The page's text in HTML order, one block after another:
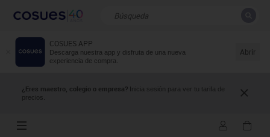
COSUES APP
Descarga nuestra app y disfruta de una nueva
experiencia de compra.
Abrir
¿Eres maestro, colegio o empresa? Inicia sesión para ver tu tarifa de
precios.
Resultados de la búsqueda